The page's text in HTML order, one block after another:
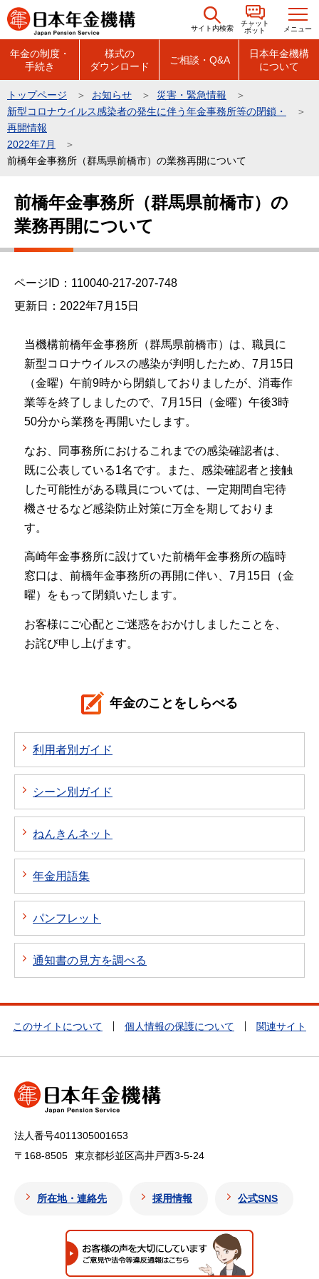
こ
の
の
先
頭
で
サイト内検索
チャット
ボット
メニュー
年金の制度・
手続き
様式の
ダウンロード
ご相談・Q&A
日本年金機構
について
トップページ お知らせ
災害・緊急情報
新型コロナウイルス感染者の発生に伴う年金事務所等の閉鎖・
再開情報
2022年7月
前橋年金事務所（群馬県前橋市）の業務再開について
前橋年金事務所（群馬県前橋市）の
業務再開について
ページID：110040-217-207-748
更新日：2022年7月15日
当機構前橋年金事務所（群馬県前橋市）は、職員に
新型コロナウイルスの感染が判明したため、7月15日
（金曜）午前9時から閉鎖しておりましたが、消毒作
業等を終了しましたので、7月15日（金曜）午後3時
50分から業務を再開いたします。
なお、同事務所におけるこれまでの感染確認者は、
既に公表している1名です。また、感染確認者と接触
した可能性がある職員については、一定期間自宅待
機させるなど感染防止対策に万全を期しておりま
す。
高崎年金事務所に設けていた前橋年金事務所の臨時
窓口は、前橋年金事務所の再開に伴い、7月15日（金
曜）をもって閉鎖いたします。
お客様にご心配とご迷惑をおかけしましたことを、
お詫び申し上げます。
年金のことをしらべる
利用者別ガイド
シーン別ガイド
ねんきんネット
年金用語集
パンフレット
通知書の見方を調べる
このサイトについて 個人情報の保護について 関連サイト
法人番号4011305001653
〒168-8505
東京都杉並区高井戸西3-5-24
所在地・連絡先 採用情報 公式SNS